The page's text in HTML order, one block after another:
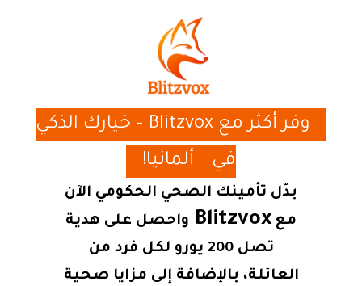
وفر أكثر مع Blitzvox – خيارك الذكي
في
ألمانيا!
بدّل تأمينك الصحي الحكومي الآن
مع Blitzvox واحصل على هدية
تصل 200 يورو لكل فرد من
العائلة، بالإضافة إلى مزايا صحية